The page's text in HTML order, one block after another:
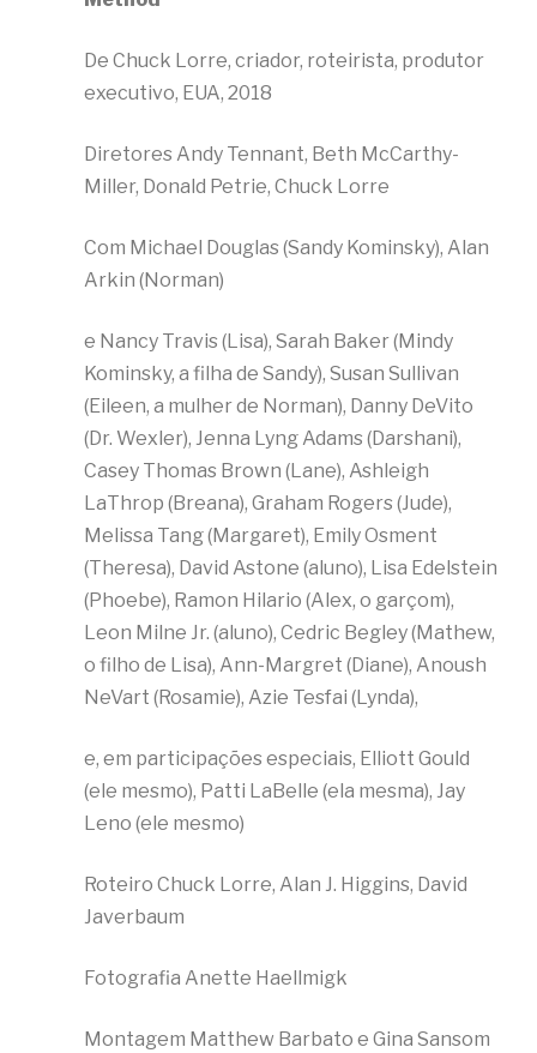
De Chuck Lorre, criador, roteirista, produtor
executivo, EUA, 2018
Diretores Andy Tennant, Beth McCarthy-
Miller, Donald Petrie, Chuck Lorre
Com Michael Douglas (Sandy Kominsky), Alan
Arkin (Norman)
e Nancy Travis (Lisa), Sarah Baker (Mindy
Kominsky, a filha de Sandy), Susan Sullivan
(Eileen, a mulher de Norman), Danny DeVito
(Dr. Wexler), Jenna Lyng Adams (Darshani),
Casey Thomas Brown (Lane), Ashleigh
LaThrop (Breana), Graham Rogers (Jude),
Melissa Tang (Margaret), Emily Osment
(Theresa), David Astone (aluno), Lisa Edelstein
(Phoebe), Ramon Hilario (Alex, o garçom),
Leon Milne Jr. (aluno), Cedric Begley (Mathew,
o filho de Lisa), Ann-Margret (Diane), Anoush
NeVart (Rosamie), Azie Tesfai (Lynda),
e, em participações especiais, Elliott Gould
(ele mesmo), Patti LaBelle (ela mesma), Jay
Leno (ele mesmo)
Roteiro Chuck Lorre, Alan J. Higgins, David
Javerbaum
Fotografia Anette Haellmigk
Montagem Matthew Barbato e Gina Sansom